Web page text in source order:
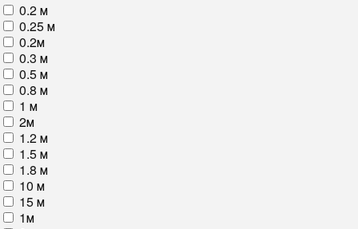
0.2 м
0.25 м
0.2м
0.3 м
0.5 м
0.8 м
1 м
2м
1.2 м
1.5 м
1.8 м
10 м
15 м
1м